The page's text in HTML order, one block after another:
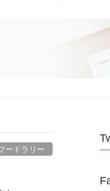
ードラリー